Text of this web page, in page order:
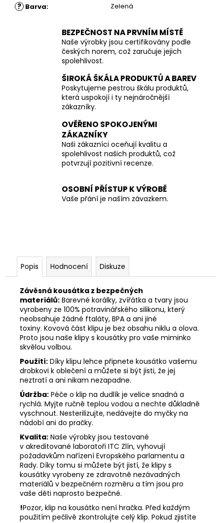
? Barva: Zelená
BEZPEČNOST NA PRVNÍM MÍSTĚ
Naše výrobky jsou certifikovány podle
českých norem, což zaručuje jejich
spolehlivost.
ŠIROKÁ ŠKÁLA PRODUKTŮ A BAREV
Poskytujeme pestrou škálu produktů,
která uspokojí i ty nejnáročnější
zákazníky.
OVĚŘENO SPOKOJENÝMI
ZÁKAZNÍKY
Naši zákazníci oceňují kvalitu a
spolehlivost našich produktů, což
potvrzují pozitivní recenze.
OSOBNÍ PŘÍSTUP K VÝROBĚ
Vaše přání je naším závazkem.
Popis Hodnocení Diskuze
Závěsná kousátka z bezpečných
materiálů: Barevné korálky, zvířátka a tvary jsou
vyrobeny ze 100% potravinářského silikonu, který
neobsahuje žádné ftaláty, BPA a ani jiné
toxiny. Kovová část klipu je bez obsahu niklu a olova.
Proto jsou naše klipy s kousátky pro vaše miminko
skvělou volbou.
Použití: Díky klipu lehce připnete kousátko vašemu
drobkovi k oblečení a můžete si být jisti, že jej
neztratí a ani nikam nezapadne.
Údržba: Péče o klip na dudlík je velice snadná a
rychlá. Myjte ručně teplou vodou a nechte důkladně
vyschnout. Nesterilizujte, nedávejte do myčky na
nádobí ani do pračky.
Kvalita: Naše výrobky jsou testované
v akreditované laboratoři ITC Zlín, vyhovují
požadavkům nařízení Evropského parlamentu a
Rady. Díky tomu si můžete být jistí, že klipy s
kousátky vyrobeny ze zdravotně nezávadných
materiálů v bezpečném rozměru a tím jsou pro
vaše děti naprosto bezpečné.
!Pozor, klip na kousátko není hračka. Před každým
použitím pečlivě zkontrolujte celý klip. Pokud zjistíte